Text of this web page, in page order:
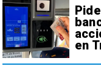
en